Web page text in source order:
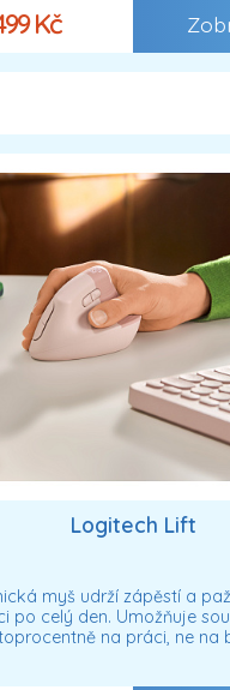
Kč
Logitech Lift
myš udrží zápěstí a
po celý den. Umožňuje
na práci, ne na